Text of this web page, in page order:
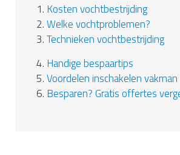
1. Kosten vochtbestrijding
2.Welke vochtproblemen?
3.Technieken vochtbestrijding
4. Handige bespaartips
5.Voordelen inschakelen vakman
6. Besparen? Gratis offertes